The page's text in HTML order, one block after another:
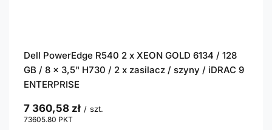
Dell PowerEdge R540 2 x XEON GOLD 6134 / 128
GB / 8 x 3,5" H730 / 2 x zasilacz / szyny / iDRAC 9
ENTERPRISE
7 360,58 zł / szt.
73605.80 PKT